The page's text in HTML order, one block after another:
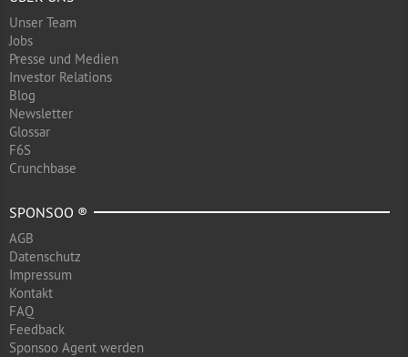
Unser Team
Jobs
Presse und Medien
Investor Relations
Blog
Newsletter
Glossar
F6S
Crunchbase
SPONSOO ®
AGB
Datenschutz
Impressum
Kontakt
FAQ
Feedback
Sponsoo Agent werden